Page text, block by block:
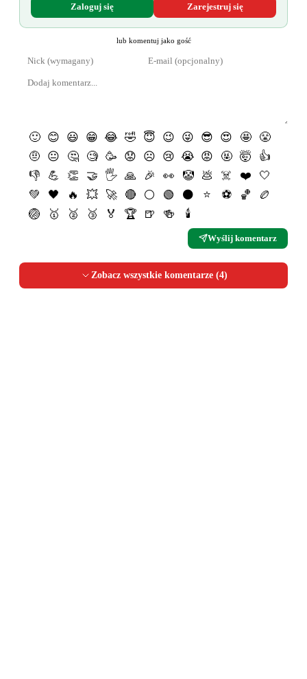
Zaloguj się Zarejestruj się
lub komentuj jako gość
🙂 😊 😃 😁 😂 🤣 😇 😉 😜 😎 😍 🤩
😤
🤨
😐 🤔 🧐 🥳 😟 ☹️ 😢 😭 😡 🤬 🤯
👍
👎
💪 👏 🤝 🖐 🙏 🎉 👀 🤡 💩 ☠️ ❤️
🤍
💚
🖤 🔥 💥 🚀 🔴 ⚪️ 🟢 ⚫️ ⭐️ ⚽️ 🏀
🏉
🏐
🥇 🥈 🥉 🏅 🏆 🍺 🍻 🕯
Wyślij komentarz
Zobacz wszystkie komentarze (4)